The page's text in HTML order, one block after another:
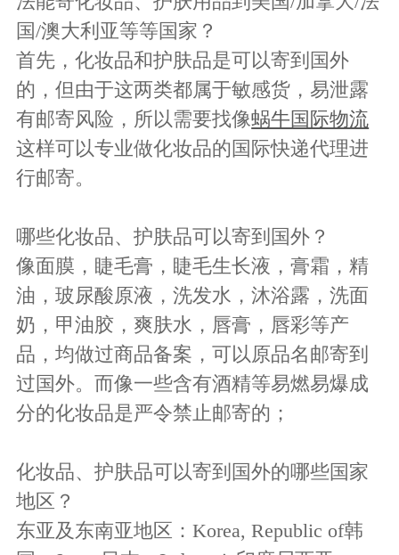
国/澳大利亚等等国家？
首先，化妆品和护肤品是可以寄到国外
的，但由于这两类都属于敏感货，易泄露
有邮寄风险，所以需要找像蜗牛国际物流
这样可以专业做化妆品的国际快递代理进
行邮寄。
哪些化妆品、护肤品可以寄到国外？
像面膜，睫毛膏，睫毛生长液，膏霜，精
油，玻尿酸原液，洗发水，沐浴露，洗面
奶，甲油胶，爽肤水，唇膏，唇彩等产
品，均做过商品备案，可以原品名邮寄到
过国外。而像一些含有酒精等易燃易爆成
分的化妆品是严令禁止邮寄的；
化妆品、护肤品可以寄到国外的哪些国家
地区？
东亚及东南亚地区：Korea, Republic of韩